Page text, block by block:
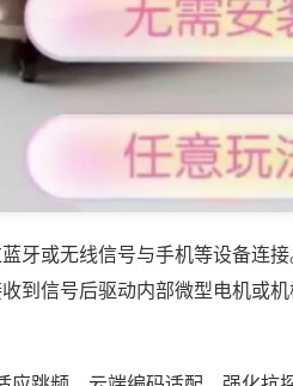
牙或无线信号与手机等设备连
到信号后驱动内部微型电机或